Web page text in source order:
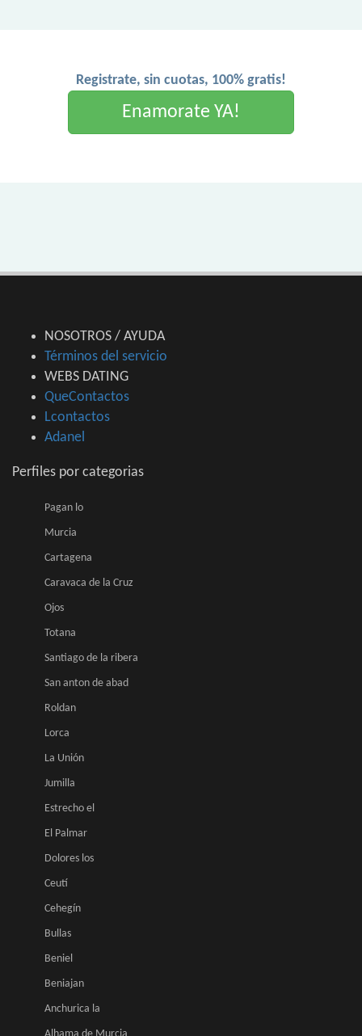
Registrate, sin cuotas, 100% gratis!
Enamorate YA!
NOSOTROS / AYUDA
Términos del servicio
WEBS DATING
QueContactos
Lcontactos
Adanel
Perfiles por categorias
Pagan lo
Murcia
Cartagena
Caravaca de la Cruz
Ojos
Totana
Santiago de la ribera
San anton de abad
Roldan
Lorca
La Unión
Jumilla
Estrecho el
El Palmar
Dolores los
Ceutí
Cehegín
Bullas
Beniel
Beniajan
Anchurica la